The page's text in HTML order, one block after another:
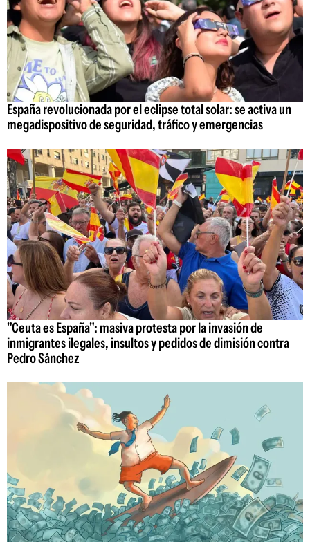
España revolucionada por el eclipse total solar: se activa un
megadispositivo de seguridad, tráfico y emergencias
"Ceuta es España": masiva protesta por la invasión de
inmigrantes ilegales, insultos y pedidos de dimisión contra
Pedro Sánchez